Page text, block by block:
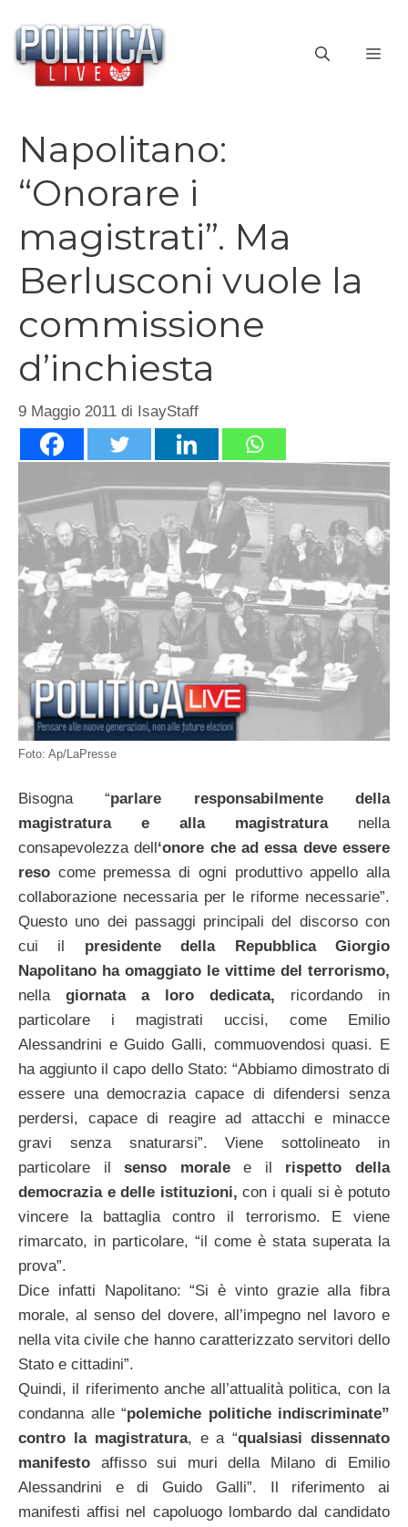
contenuto
Napolitano:
“Onorare i
magistrati”. Ma
Berlusconi vuole la
commissione
d’inchiesta
9 Maggio 2011 di IsayStaff
Foto: Ap/LaPresse
Bisogna “parlare responsabilmente della
magistratura e alla magistraturanella
consapevolezza dell‘onore che ad essa deve essere
reso come premessa di ogni produttivo appello alla
collaborazione necessaria per le riforme necessarie”.
Questo uno dei passaggi principali del discorso con
cui il presidente della Repubblica Giorgio
Napolitano ha omaggiato le vittime del terrorismo,
nella giornata a loro dedicata, ricordando in
particolare i magistrati uccisi, come Emilio
Alessandrini e Guido Galli, commuovendosi quasi. E
ha aggiunto il capo dello Stato: “Abbiamo dimostrato di
essere una democrazia capace di difendersi senza
perdersi, capace di reagire ad attacchi e minacce
gravi senza snaturarsi”. Viene sottolineato in
particolare ilsenso moralee il rispetto della
democrazia e delle istituzioni, con i quali si è potuto
vincere la battaglia contro il terrorismo. E viene
rimarcato, in particolare, “il come è stata superata la
prova”.
Dice infatti Napolitano: “Si è vinto grazie alla fibra
morale, al senso del dovere, all’impegno nel lavoro e
nella vita civile che hanno caratterizzato servitori dello
Stato e cittadini”.
Quindi, il riferimento anche all’attualità politica, con la
condanna alle “polemiche politiche indiscriminate”
contro la magistratura, e a “qualsiasi dissennato
manifesto affisso sui muri della Milano di Emilio
Alessandrini e di Guido Galli”. Il riferimento ai
manifesti affisi nel capoluogo lombardo dal candidato